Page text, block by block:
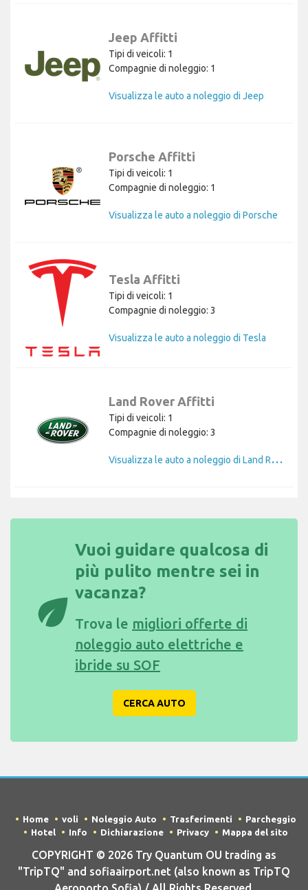
Jeep Affitti
Tipi di veicoli: 1
Compagnie di noleggio: 1
Visualizza le auto a noleggio di Jeep
Porsche Affitti
Tipi di veicoli: 1
Compagnie di noleggio: 1
Visualizza le auto a noleggio di Porsche
Tesla Affitti
Tipi di veicoli: 1
Compagnie di noleggio: 3
Visualizza le auto a noleggio di Tesla
Land Rover Affitti
Tipi di veicoli: 1
Compagnie di noleggio: 3
V
isualizza le auto a noleggio di Land Rover
eco
Vuoi guidare qualcosa di
più pulito mentre sei in
vacanza?
Trova le migliori offerte di
noleggio auto elettriche e
ibride su SOF
CERCA AUTO
Home voli Noleggio Auto Trasferimenti
Parcheggio
Hotel
Info Dichiarazione Privacy Mappa del sito
COPYRIGHT © 2026 Try Quantum OU trading as
"TripTQ" and sofiaairport.net (also known as TripTQ